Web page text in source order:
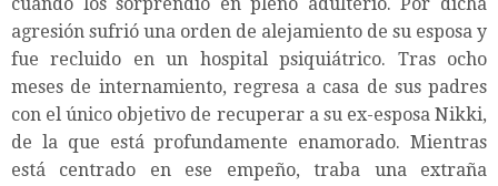
agresión sufrió una orden de alejamiento de su esposa y
fue recluido en un hospital psiquiátrico. Tras ocho
meses de internamiento, regresa a casa de sus padres
con el único objetivo de recuperar a su ex-esposa Nikki,
de la que está profundamente enamorado. Mientras
está centrado en ese empeño, traba una extraña